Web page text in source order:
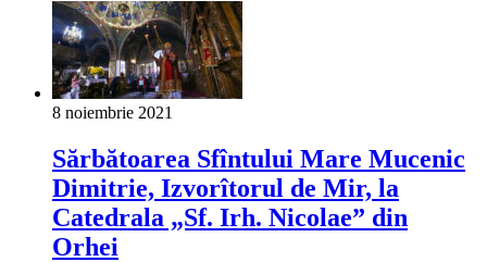
8 noiembrie 2021
Sărbătoarea Sfîntului Mare Mucenic
Dimitrie, Izvorîtorul de Mir, la
Catedrala „Sf. Irh. Nicolae” din
Orhei